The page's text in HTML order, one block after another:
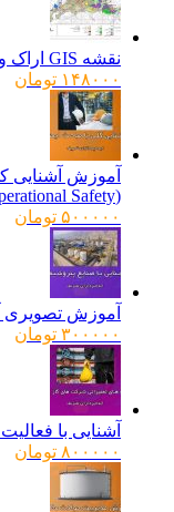
نقشه GIS اراک و پاورپوینت و نقشه اتوکد طرح جامع اراک
۱۴۸۰۰۰ تومان
آموزش آشنایی کلی
۵۰۰۰۰۰ تومان
آموزش تصویری
۳۰۰۰۰۰ تومان
آشنایی با فعالیت
۸۰۰۰۰۰ تومان